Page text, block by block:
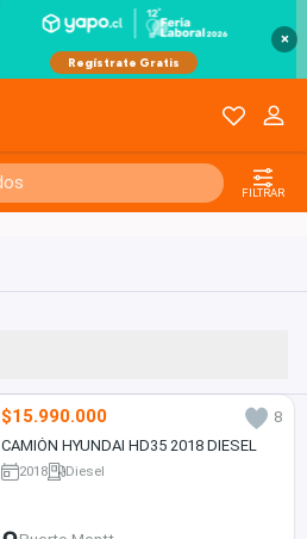
×
FILTRAR
$15.990.000
8
CAMIÓN HYUNDAI HD35 2018 DIESEL
2018 Diesel